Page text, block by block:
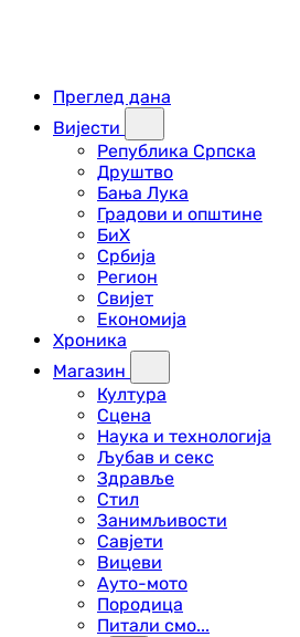
Преглед дана
Вијести
Република Српска
Друштво
Бања Лука
Градови и општине
БиХ
Србија
Регион
Свијет
Економија
Хроника
Магазин
Култура
Сцена
Наука и технологија
Љубав и секс
Здравље
Стил
Занимљивости
Савјети
Вицеви
Ауто-мото
Породица
Питали смо...